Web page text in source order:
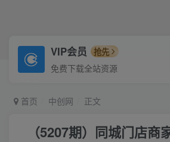
VIP会员 抢先
免费下载全站资源
首页 中创网 正文
（5207期）同城门店